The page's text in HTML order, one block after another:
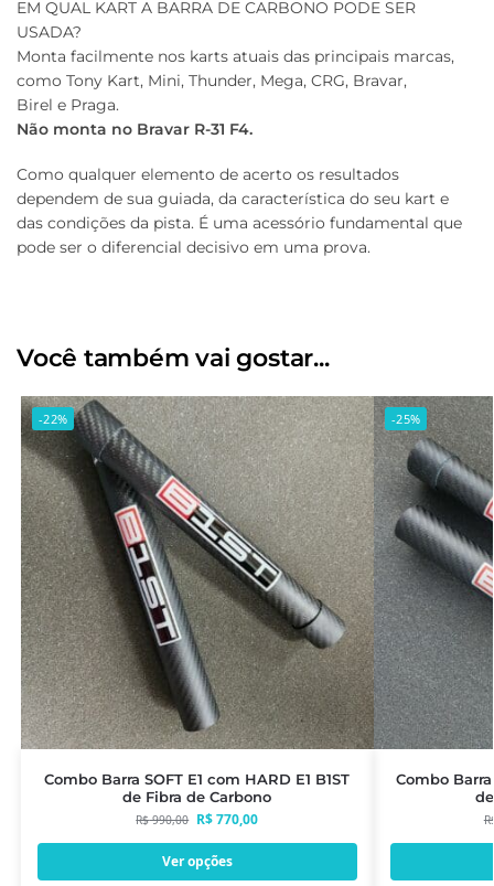
EM QUAL KART A BARRA DE CARBONO PODE SER
USADA?
Monta facilmente nos karts atuais das principais marcas,
como Tony Kart, Mini, Thunder, Mega, CRG, Bravar,
Birel e Praga.
Não monta no Bravar R-31 F4.
Como qualquer elemento de acerto os resultados
dependem de sua guiada, da característica do seu kart e
das condições da pista. É uma acessório fundamental que
pode ser o diferencial decisivo em uma prova.
Você também vai gostar...
-22%
Combo Barra SOFT E1 com HARD E1 B1ST
de Fibra de Carbono
R$990,00 R$770,00
Ver opções
-25%
Combo Barra